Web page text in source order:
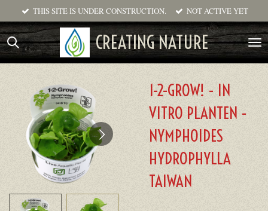
direct
naar
de
CREATING NATURE
THIS SITE IS UNDER CONSTRUCTION. NOT ACTIVE YET
1-2-GROW! - IN
VITRO PLANTEN -
NYMPHOIDES
HYDROPHYLLA
TAIWAN